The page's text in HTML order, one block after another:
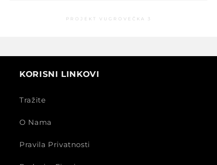
PROJEKT VUGROVEČKA 3
KORISNI LINKOVI
Tražite
O Nama
Pravila Privatnosti